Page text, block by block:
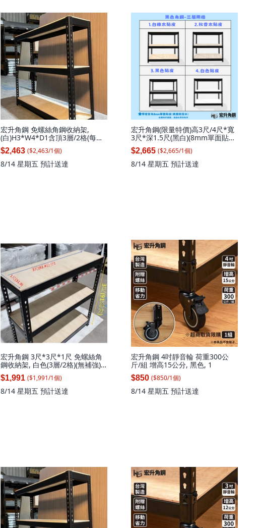
宏升角鋼 免螺絲角鋼收納架,
(白)H3*W4*D1含頂3層/2格(每層
補強*1支), 1套
$2,463 ($2,463/1個)
8/14 星期五 預計送達
宏升角鋼(限量特價)高3尺/4尺*寬
3尺*深1.5尺(黑白)(8mm單面貼皮
板)火速到貨免螺絲角鋼收納架, 白
皮板(黑色)高91寬92.4*深47.1(3
層)(無補強), 1套
$2,665 ($2,665/1個)
8/14 星期五 預計送達
宏升角鋼 3尺*3尺*1尺 免螺絲角
鋼收納架, 白色(3層/2格)(無補強),
1套
$1,991 ($1,991/1個)
8/14 星期五 預計送達
宏升角鋼 4吋靜音輪 荷重300公
斤/組 增高15公分, 黑色, 1
$850 ($850/1個)
8/14 星期五 預計送達